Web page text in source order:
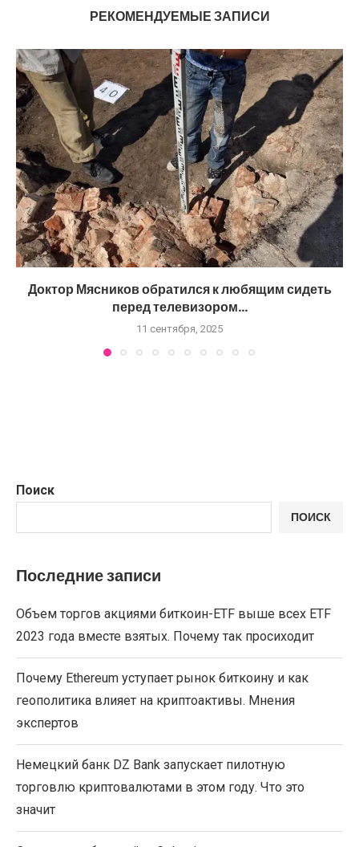
РЕКОМЕНДУЕМЫЕ ЗАПИСИ
Доктор Мясников обратился к любящим сидеть
перед телевизором...
11 сентября, 2025
Поиск
ПОИСК
Последние записи
Объем торгов акциями биткоин-ETF выше всех ETF
2023 года вместе взятых. Почему так просиходит
Почему Ethereum уступает рынок биткоину и как
геополитика влияет на криптоактивы. Мнения
экспертов
Немецкий банк DZ Bank запускает пилотную
торговлю криптовалютами в этом году. Что это
значит